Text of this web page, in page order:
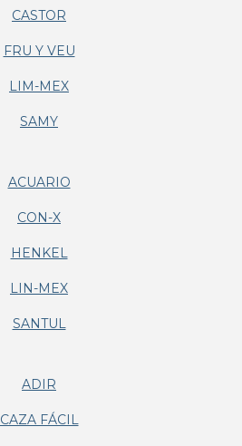
CASTOR
FRU Y VEU
LIM-MEX
SAMY
ACUARIO
CON-X
HENKEL
LIN-MEX
SANTUL
ADIR
CAZA FÁCIL